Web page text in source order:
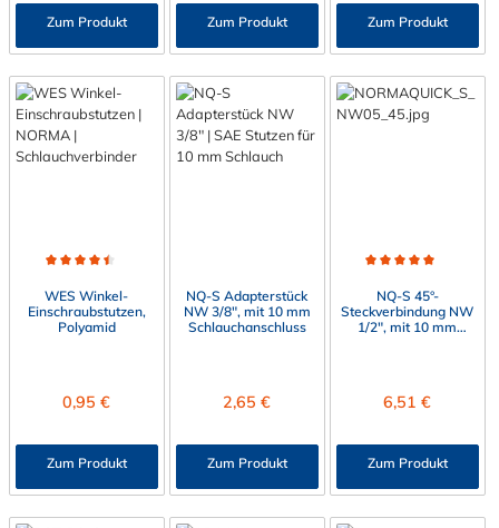
Zum Produkt Zum Produkt Zum Produkt
WES Winkel-
Einschraubstutzen,
Polyamid
Regulärer Preis:
0,95 €
Zum Produkt
NQ-S Adapterstück
NW 3/8", mit 10 mm
Schlauchanschluss
Regulärer Preis:
2,65 €
Zum Produkt
NQ-S 45°-
Steckverbindung NW
1/2", mit 10 mm
Regulärer Preis:
6,51 €
Zum Produkt